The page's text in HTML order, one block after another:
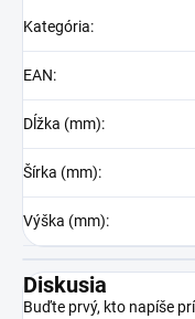
Kategória:
EAN:
Dĺžka (mm):
Šírka (mm):
Výška (mm):
Diskusia
Buďte prvý, kto napíše